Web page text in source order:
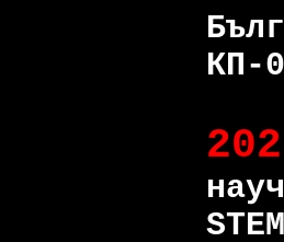
КП-